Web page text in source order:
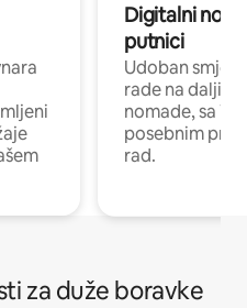
Digitalni
putnici
Udoban
rade na
nomade, sa
posebnim
rad.
za duže boravke